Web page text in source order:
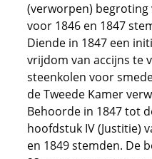
(verworpen) begroting
voor 1846 en 1847
Diende in 1847 een
vrijdom van accijns te
steenkolen voor
de Tweede Kamer
Behoorde in 1847 tot
hoofdstuk IV (Justitie)
en 1849 stemden. De